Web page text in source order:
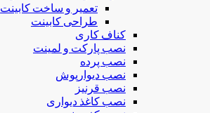
تعمیر و ساخت کابینت
طراحی کابینت
کناف کاری
نصب پارکت و لمینت
نصب پرده
نصب دیوارپوش
نصب قرنیز
نصب کاغذ دیواری